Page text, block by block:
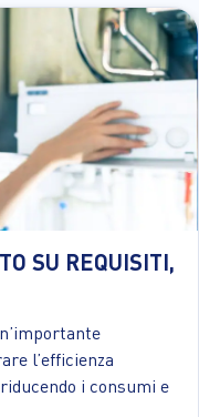
SU REQUISITI,
l’efficienza
i consumi e